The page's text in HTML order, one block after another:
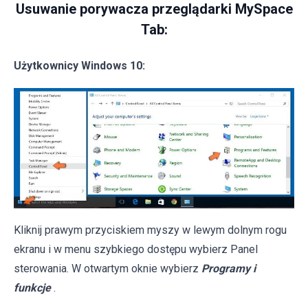
Usuwanie porywacza przeglądarki MySpace
Tab:
Użytkownicy Windows 10:
Kliknij prawym przyciskiem myszy w lewym dolnym rogu
ekranu i w menu szybkiego dostępu wybierz Panel
sterowania. W otwartym oknie wybierz Programy i
funkcje .